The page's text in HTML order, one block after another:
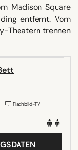
Madison Square
entfernt. Vom
Theatern trennen
Flachbild-TV